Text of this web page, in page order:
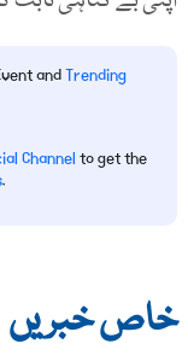
andTrending
Channelto get the
خاص خبریں